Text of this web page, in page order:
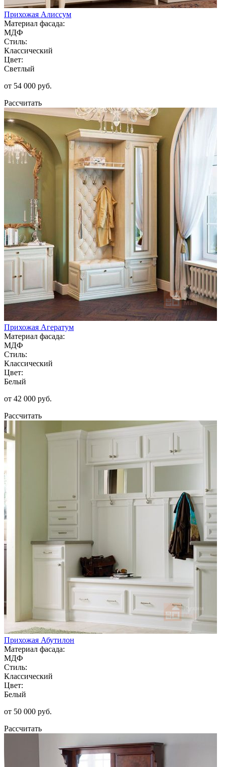
Прихожая Алиссум
Материал фасада:
МДФ
Стиль:
Классический
Цвет:
Светлый
от 54 000 руб.
Рассчитать
Прихожая Агератум
Материал фасада:
МДФ
Стиль:
Классический
Цвет:
Белый
от 42 000 руб.
Рассчитать
Прихожая Абутилон
Материал фасада:
МДФ
Стиль:
Классический
Цвет:
Белый
от 50 000 руб.
Рассчитать